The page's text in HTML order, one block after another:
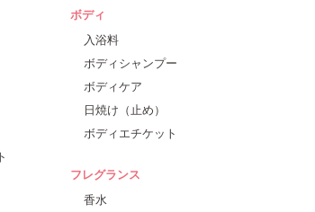
ボディ
入浴料
ボディシャンプー
ボディケア
日焼け（止め）
ボディエチケット
フレグランス
香水